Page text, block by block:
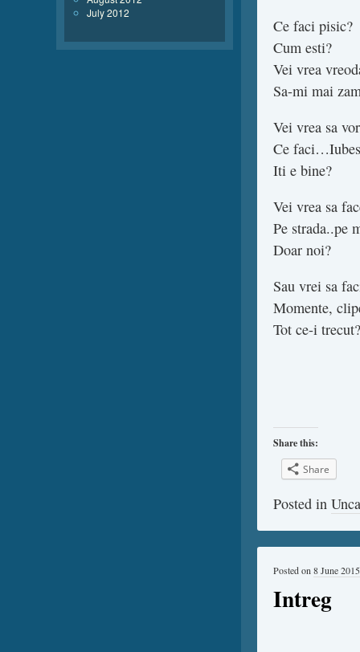
Ce faci pisic?
Cum esti?
Vei vrea
Sa-mi mai
Vei vrea sa
Ce
Iti e bine?
Vei vrea sa
Pe strada..pe
Doar noi?
Sau vrei sa
Momente,
Tot ce-i trecut?
Share this:
Share
Posted in
Intreg
Posted on 8 June 2015
July 2012